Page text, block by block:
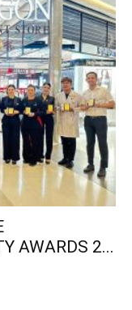
AWARDS 2...